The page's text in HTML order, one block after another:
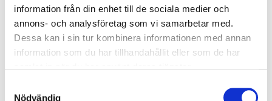
information från din enhet till de sociala medier och
annons- och analysföretag som vi samarbetar med.
Dessa kan i sin tur kombinera informationen med annan
information som du har tillhandahållit eller som de har
Nödvändig
€)
Anslutningskostnad699 € strax utanför centrumområden
(norm. 899 €)
grävningen av fiberkabeln på din tomt enligt våra anvisningar.